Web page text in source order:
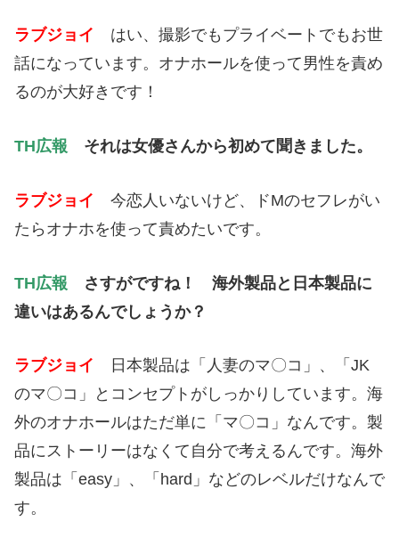
ラブジョイ はい、撮影でもプライベートでもお世
話になっています。オナホールを使って男性を責め
るのが大好きです！
TH広報 それは女優さんから初めて聞きました。
ラブジョイ 今恋人いないけど、ドMのセフレがい
たらオナホを使って責めたいです。
TH広報 さすがですね！ 海外製品と日本製品に
違いはあるんでしょうか？
ラブジョイ 日本製品は「人妻のマ〇コ」、「JK
のマ〇コ」とコンセプトがしっかりしています。海
外のオナホールはただ単に「マ〇コ」なんです。製
品にストーリーはなくて自分で考えるんです。海外
製品は「easy」、「hard」などのレベルだけなんで
す。